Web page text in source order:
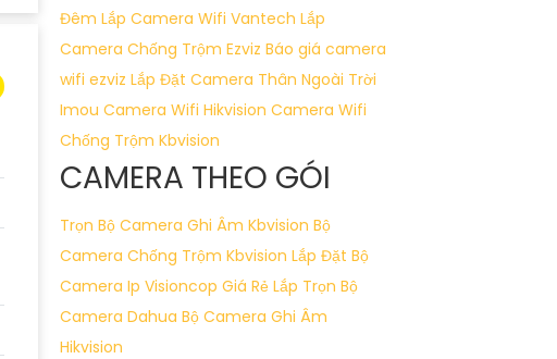
Đêm Lắp Camera Wifi Vantech Lắp
Camera Chống Trộm Ezviz Báo giá camera
wifi ezviz Lắp Đặt Camera Thân Ngoài Trời
Imou Camera Wifi Hikvision Camera Wifi
Chống Trộm Kbvision
CAMERA THEO GÓI
Trọn Bộ Camera Ghi Âm Kbvision Bộ
Camera Chống Trộm Kbvision Lắp Đặt Bộ
Camera Ip Visioncop Giá Rẻ Lắp Trọn Bộ
Camera Dahua Bộ Camera Ghi Âm
Hikvision